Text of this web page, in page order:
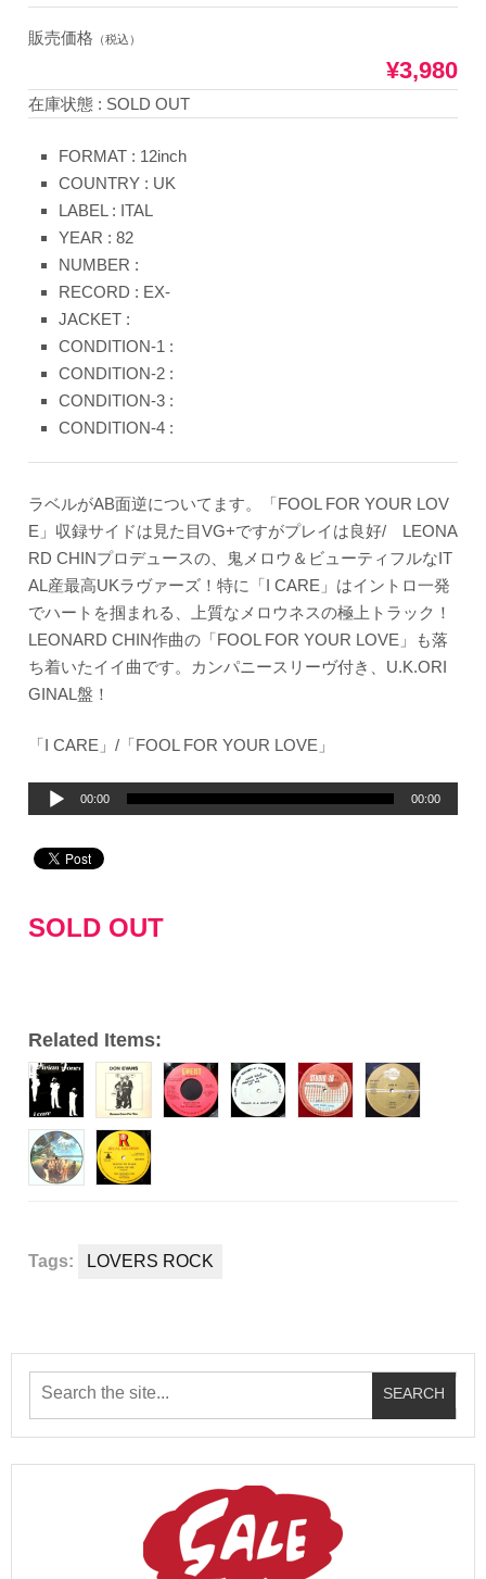
販売価格 （税込）
¥3,980
在庫状態 : SOLD OUT
FORMAT : 12inch
COUNTRY : UK
LABEL : ITAL
YEAR : 82
NUMBER :
RECORD : EX-
JACKET :
CONDITION-1 :
CONDITION-2 :
CONDITION-3 :
CONDITION-4 :
ラベルがAB面逆についてます。「FOOL FOR YOUR LOV
E」収録サイドは見た目VG+ですがプレイは良好/ LEONA
RD CHINプロデュースの、鬼メロウ＆ビューティフルなIT
AL産最高UKラヴァーズ！特に「I CARE」はイントロ一発
でハートを掴まれる、上質なメロウネスの極上トラック！
LEONARD CHIN作曲の「FOOL FOR YOUR LOVE」も落
ち着いたイイ曲です。カンパニースリーヴ付き、U.K.ORI
GINAL盤！
「I CARE」/「FOOL FOR YOUR LOVE」
プ
ヤ
00:00 00:00
SOLD OUT
Related Items:
Tags: LOVERS ROCK